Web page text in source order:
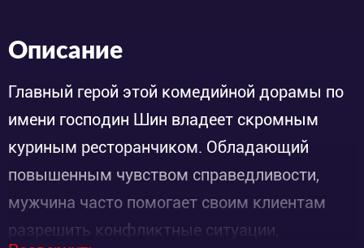
Описание
Главный герой этой комедийной дорамы по
имени господин Шин владеет скромным
куриным ресторанчиком. Обладающий
повышенным чувством справедливости,
мужчина часто помогает своим клиентам
разрешить конфликтные ситуации,